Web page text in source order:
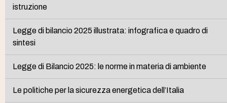
istruzione
Legge di bilancio 2025 illustrata: infografica e quadro di
sintesi
Legge di Bilancio 2025: le norme in materia di ambiente
Le politiche per la sicurezza energetica dell’Italia